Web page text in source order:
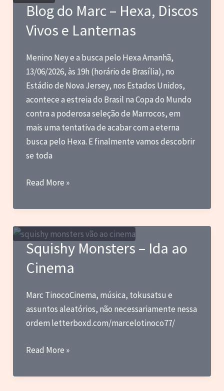
sobre
filmes
vi
pela
primeira
vez
em
maio
de
2026
Blog do Marc – Hexa, Discos
Vivos e Lanternas
Menino Ney e a busca pelo Hexa Amanhã,
13/06/2026, às 19h (horário de Brasília), no
Estádio de Nova Jersey, nos Estados Unidos,
acontece a estreia do Brasil na Copa do Mundo
contra a poderosa seleção de Marrocos, em
mais uma tentativa de acabar com a eterna
busca pelo Hexa. E finalmente vamos descobrir
se toda
Blog
Marc
–
Hexa,
Discos
Vivos
Lanternas
Read More »
Squishy Monsters – Ida ao
Cinema
Marc TinocoCinema, música, tokusatsu e
assuntos aleatórios, não necessariamente nessa
ordem letterboxd.com/marcelotinoco77/
Squishy
–
Read More »